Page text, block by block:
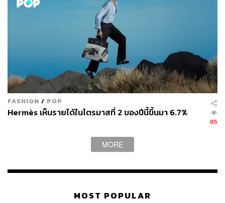
FASHION / POP
Hermès เห็นรายได้ในไตรมาสที่ 2 ของปีนี้ขึ้นมา 6.7%
85
MORE
MOST POPULAR